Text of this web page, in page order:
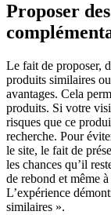
Proposer
Le fait de proposer,
produits similaires
avantages. Cela
produits. Si votre
risques que ce
recherche. Pour
le site, le fait de
les chances qu’il
de rebond et même
L’expérience
similaires ».